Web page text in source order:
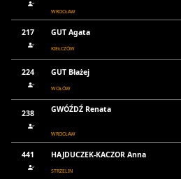
WROCŁAW
217 GUT Agata
KIEŁCZÓW
224 GUT Błażej
WOŁÓW
238 GWÓŹDŹ Renata
WROCŁAW
441 HAJDUCZEK-KACZOR Anna
STRZELIN